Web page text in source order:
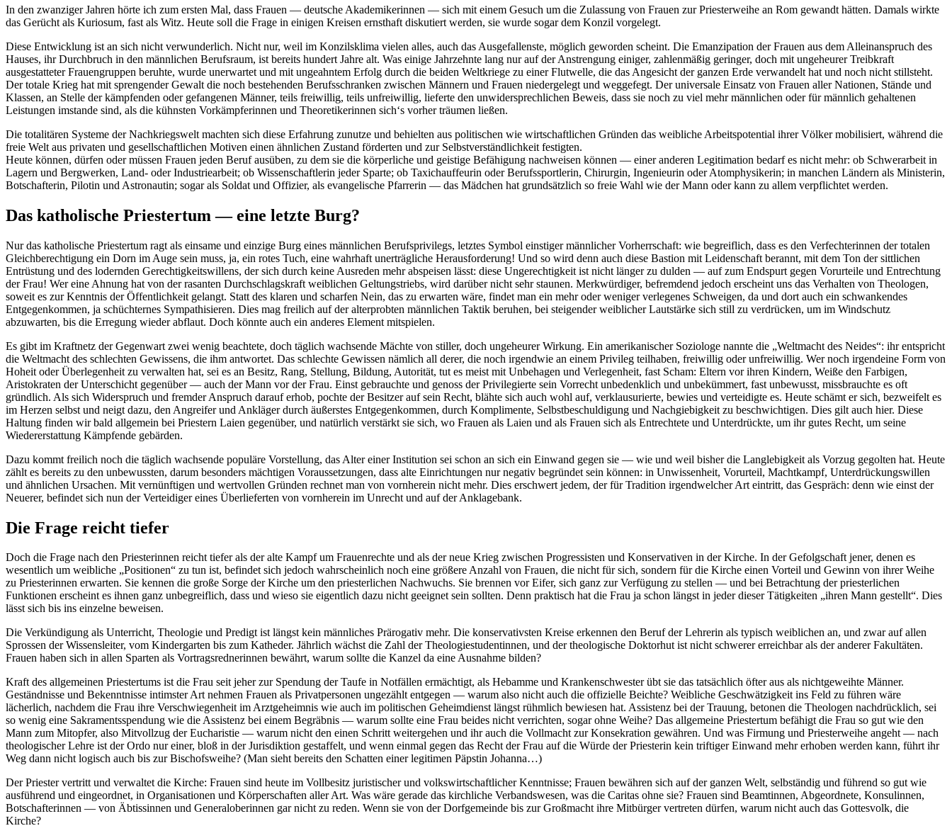
In den zwanziger Jahren hörte ich zum ersten Mal, dass Frauen — deutsche Akademikerinnen — sich mit einem Gesuch um die Zulassung von Frauen zur Priesterweihe an Rom gewandt hätten. Damals wirkte
das Gerücht als Kuriosum, fast als Witz. Heute soll die Frage in einigen Kreisen ernsthaft diskutiert werden, sie wurde sogar dem Konzil vorgelegt.
Diese Entwicklung ist an sich nicht verwunderlich. Nicht nur, weil im Konzilsklima vielen alles, auch das Ausgefallenste, möglich geworden scheint. Die Emanzipation der Frauen aus dem Alleinanspruch des
Hauses, ihr Durchbruch in den männlichen Berufsraum, ist bereits hundert Jahre alt. Was einige Jahrzehnte lang nur auf der Anstrengung einiger, zahlenmäßig geringer, doch mit ungeheurer Treibkraft
ausgestatteter Frauengruppen beruhte, wurde unerwartet und mit ungeahntem Erfolg durch die beiden Weltkriege zu einer Flutwelle, die das Angesicht der ganzen Erde verwandelt hat und noch nicht stillsteht.
Der totale Krieg hat mit sprengender Gewalt die noch bestehenden Berufsschranken zwischen Männern und Frauen niedergelegt und weggefegt. Der universale Einsatz von Frauen aller Nationen, Stände und
Klassen, an Stelle der kämpfenden oder gefangenen Männer, teils freiwillig, teils unfreiwillig, lieferte den unwidersprechlichen Beweis, dass sie noch zu viel mehr männlichen oder für männlich gehaltenen
Leistungen imstande sind, als die kühnsten Vorkämpferinnen und Theoretikerinnen sich‘s vorher träumen ließen.
Die totalitären Systeme der Nachkriegswelt machten sich diese Erfahrung zunutze und behielten aus politischen wie wirtschaftlichen Gründen das weibliche Arbeitspotential ihrer Völker mobilisiert, während die
freie Welt aus privaten und gesellschaftlichen Motiven einen ähnlichen Zustand förderten und zur Selbstverständlichkeit festigten.
Heute können, dürfen oder müssen Frauen jeden Beruf ausüben, zu dem sie die körperliche und geistige Befähigung nachweisen können — einer anderen Legitimation bedarf es nicht mehr: ob Schwerarbeit in
Lagern und Bergwerken, Land- oder Industriearbeit; ob Wissenschaftlerin jeder Sparte; ob Taxichauffeurin oder Berufssportlerin, Chirurgin, Ingenieurin oder Atomphysikerin; in manchen Ländern als Ministerin,
Botschafterin, Pilotin und Astronautin; sogar als Soldat und Offizier, als evangelische Pfarrerin — das Mädchen hat grundsätzlich so freie Wahl wie der Mann oder kann zu allem verpflichtet werden.
Das katholische Priestertum — eine letzte Burg?
Nur das katholische Priestertum ragt als einsame und einzige Burg eines männlichen Berufsprivilegs, letztes Symbol einstiger männlicher Vorherrschaft: wie begreiflich, dass es den Verfechterinnen der totalen
Gleichberechtigung ein Dorn im Auge sein muss, ja, ein rotes Tuch, eine wahrhaft unerträgliche Herausforderung! Und so wird denn auch diese Bastion mit Leidenschaft berannt, mit dem Ton der sittlichen
Entrüstung und des lodernden Gerechtigkeitswillens, der sich durch keine Ausreden mehr abspeisen lässt: diese Ungerechtigkeit ist nicht länger zu dulden — auf zum Endspurt gegen Vorurteile und Entrechtung
der Frau! Wer eine Ahnung hat von der rasanten Durchschlagskraft weiblichen Geltungstriebs, wird darüber nicht sehr staunen. Merkwürdiger, befremdend jedoch erscheint uns das Verhalten von Theologen,
soweit es zur Kenntnis der Öffentlichkeit gelangt. Statt des klaren und scharfen Nein, das zu erwarten wäre, findet man ein mehr oder weniger verlegenes Schweigen, da und dort auch ein schwankendes
Entgegenkommen, ja schüchternes Sympathisieren. Dies mag freilich auf der alterprobten männlichen Taktik beruhen, bei steigender weiblicher Lautstärke sich still zu verdrücken, um im Windschutz
abzuwarten, bis die Erregung wieder abflaut. Doch könnte auch ein anderes Element mitspielen.
Es gibt im Kraftnetz der Gegenwart zwei wenig beachtete, doch täglich wachsende Mächte von stiller, doch ungeheurer Wirkung. Ein amerikanischer Soziologe nannte die „Weltmacht des Neides“: ihr entspricht
die Weltmacht des schlechten Gewissens, die ihm antwortet. Das schlechte Gewissen nämlich all derer, die noch irgendwie an einem Privileg teilhaben, freiwillig oder unfreiwillig. Wer noch irgendeine Form von
Hoheit oder Überlegenheit zu verwalten hat, sei es an Besitz, Rang, Stellung, Bildung, Autorität, tut es meist mit Unbehagen und Verlegenheit, fast Scham: Eltern vor ihren Kindern, Weiße den Farbigen,
Aristokraten der Unterschicht gegenüber — auch der Mann vor der Frau. Einst gebrauchte und genoss der Privilegierte sein Vorrecht unbedenklich und unbekümmert, fast unbewusst, missbrauchte es oft
gründlich. Als sich Widerspruch und fremder Anspruch darauf erhob, pochte der Besitzer auf sein Recht, blähte sich auch wohl auf, verklausurierte, bewies und verteidigte es. Heute schämt er sich, bezweifelt es
im Herzen selbst und neigt dazu, den Angreifer und Ankläger durch äußerstes Entgegenkommen, durch Komplimente, Selbstbeschuldigung und Nachgiebigkeit zu beschwichtigen. Dies gilt auch hier. Diese
Haltung finden wir bald allgemein bei Priestern Laien gegenüber, und natürlich verstärkt sie sich, wo Frauen als Laien und als Frauen sich als Entrechtete und Unterdrückte, um ihr gutes Recht, um seine
Wiedererstattung Kämpfende gebärden.
Dazu kommt freilich noch die täglich wachsende populäre Vorstellung, das Alter einer Institution sei schon an sich ein Einwand gegen sie — wie und weil bisher die Langlebigkeit als Vorzug gegolten hat. Heute
zählt es bereits zu den unbewussten, darum besonders mächtigen Voraussetzungen, dass alte Einrichtungen nur negativ begründet sein können: in Unwissenheit, Vorurteil, Machtkampf, Unterdrückungswillen
und ähnlichen Ursachen. Mit vernünftigen und wertvollen Gründen rechnet man von vornherein nicht mehr. Dies erschwert jedem, der für Tradition irgendwelcher Art eintritt, das Gespräch: denn wie einst der
Neuerer, befindet sich nun der Verteidiger eines Überlieferten von vornherein im Unrecht und auf der Anklagebank.
Die Frage reicht tiefer
Doch die Frage nach den Priesterinnen reicht tiefer als der alte Kampf um Frauenrechte und als der neue Krieg zwischen Progressisten und Konservativen in der Kirche. In der Gefolgschaft jener, denen es
wesentlich um weibliche „Positionen“ zu tun ist, befindet sich jedoch wahrscheinlich noch eine größere Anzahl von Frauen, die nicht für sich, sondern für die Kirche einen Vorteil und Gewinn von ihrer Weihe
zu Priesterinnen erwarten. Sie kennen die große Sorge der Kirche um den priesterlichen Nachwuchs. Sie brennen vor Eifer, sich ganz zur Verfügung zu stellen — und bei Betrachtung der priesterlichen
Funktionen erscheint es ihnen ganz unbegreiflich, dass und wieso sie eigentlich dazu nicht geeignet sein sollten. Denn praktisch hat die Frau ja schon längst in jeder dieser Tätigkeiten „ihren Mann gestellt“. Dies
lässt sich bis ins einzelne beweisen.
Die Verkündigung als Unterricht, Theologie und Predigt ist längst kein männliches Prärogativ mehr. Die konservativsten Kreise erkennen den Beruf der Lehrerin als typisch weiblichen an, und zwar auf allen
Sprossen der Wissensleiter, vom Kindergarten bis zum Katheder. Jährlich wächst die Zahl der Theologiestudentinnen, und der theologische Doktorhut ist nicht schwerer erreichbar als der anderer Fakultäten.
Frauen haben sich in allen Sparten als Vortragsrednerinnen bewährt, warum sollte die Kanzel da eine Ausnahme bilden?
Kraft des allgemeinen Priestertums ist die Frau seit jeher zur Spendung der Taufe in Notfällen ermächtigt, als Hebamme und Krankenschwester übt sie das tatsächlich öfter aus als nichtgeweihte Männer.
Geständnisse und Bekenntnisse intimster Art nehmen Frauen als Privatpersonen ungezählt entgegen — warum also nicht auch die offizielle Beichte? Weibliche Geschwätzigkeit ins Feld zu führen wäre
lächerlich, nachdem die Frau ihre Verschwiegenheit im Arztgeheimnis wie auch im politischen Geheimdienst längst rühmlich bewiesen hat. Assistenz bei der Trauung, betonen die Theologen nachdrücklich, sei
so wenig eine Sakramentsspendung wie die Assistenz bei einem Begräbnis — warum sollte eine Frau beides nicht verrichten, sogar ohne Weihe? Das allgemeine Priestertum befähigt die Frau so gut wie den
Mann zum Mitopfer, also Mitvollzug der Eucharistie — warum nicht den einen Schritt weitergehen und ihr auch die Vollmacht zur Konsekration gewähren. Und was Firmung und Priesterweihe angeht — nach
theologischer Lehre ist der Ordo nur einer, bloß in der Jurisdiktion gestaffelt, und wenn einmal gegen das Recht der Frau auf die Würde der Priesterin kein triftiger Einwand mehr erhoben werden kann, führt ihr
Weg dann nicht logisch auch bis zur Bischofsweihe? (Man sieht bereits den Schatten einer legitimen Päpstin Johanna…)
Der Priester vertritt und verwaltet die Kirche: Frauen sind heute im Vollbesitz juristischer und volkswirtschaftlicher Kenntnisse; Frauen bewähren sich auf der ganzen Welt, selbständig und führend so gut wie
ausführend und eingeordnet, in Organisationen und Körperschaften aller Art. Was wäre gerade das kirchliche Verbandswesen, was die Caritas ohne sie? Frauen sind Beamtinnen, Abgeordnete, Konsulinnen,
Botschafterinnen — von Äbtissinnen und Generaloberinnen gar nicht zu reden. Wenn sie von der Dorfgemeinde bis zur Großmacht ihre Mitbürger vertreten dürfen, warum nicht auch das Gottesvolk, die
Kirche?